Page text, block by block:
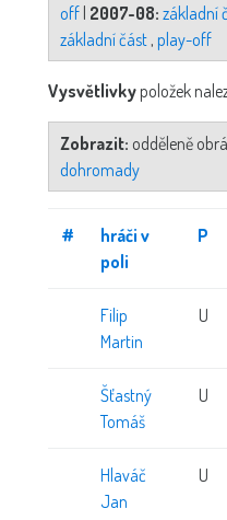
off | 2007-08: základní
základní část, play-off
Vysvětlivky položek
Zobrazit: odděleně
dohromady
#
hráči v
poli
P
Filip
Martin
U
Šťastný
Tomáš
U
Hlaváč
Jan
U